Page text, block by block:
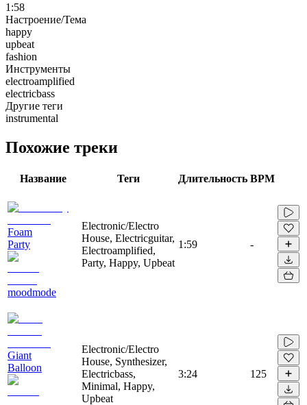
1:58
Настроение/Тема
happy
upbeat
fashion
Инструменты
electroamplified
electricbass
Другие теги
instrumental
Похожие треки
Название Теги Длительность BPM
Foam
Party
moodmode
Electronic/Electro
House, Electricguitar,
Electroamplified,
Party, Happy, Upbeat
1:59 -
Giant
Balloon
Electronic/Electro
House, Synthesizer,
Electricbass,
Minimal, Happy,
Upbeat
3:24 125